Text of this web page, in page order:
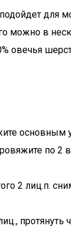
для
можно в
овечья
основным
по 2
2 лиц.п.